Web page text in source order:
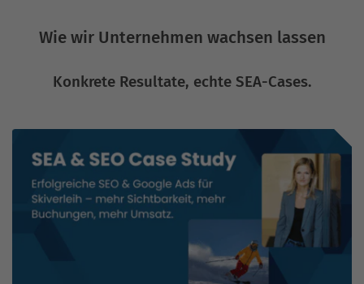
Wie wir Unternehmen wachsen lassen
Konkrete Resultate, echte SEA-Cases.